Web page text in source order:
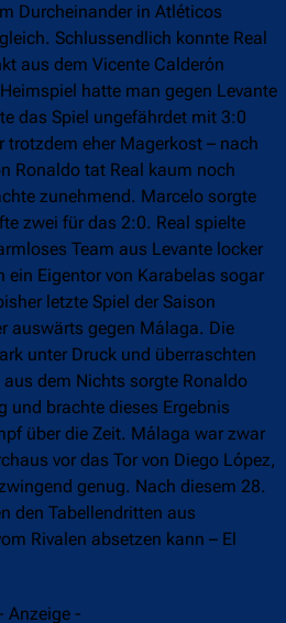
Durcheinander in Atléticos
Schlussendlich konnte Real
aus dem Vicente Calderón
hatte man gegen Levante
das Spiel ungefährdet mit 3:0
eher Magerkost – nach
Ronaldo tat Real kaum noch
zunehmend. Marcelo sorgte
zwei für das 2:0. Real spielte
Team aus Levante locker
ein Eigentor von Karabelas sogar
letzte Spiel der Saison
auswärts gegen Málaga. Die
unter Druck und überraschten
dem Nichts sorgte Ronaldo
und brachte dieses Ergebnis
über die Zeit. Málaga war zwar
vor das Tor von Diego López,
genug. Nach diesem 28.
den Tabellendritten aus
Rivalen absetzen kann – El
Anzeige -